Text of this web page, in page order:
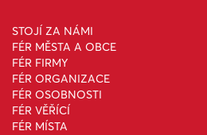
STOJÍ ZA NÁMI
FÉR MĚSTA A OBCE
FÉR FIRMY
FÉR ORGANIZACE
FÉR OSOBNOSTI
FÉR VĚŘÍCÍ
FÉR MÍSTA